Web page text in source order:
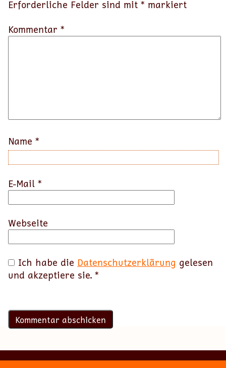
Erforderliche Felder sind mit * markiert
Kommentar *
Name *
E-Mail *
Webseite
Ich habe die Datenschutzerklärung gelesen
und akzeptiere sie. *